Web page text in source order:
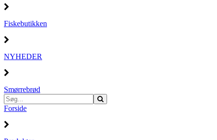
Fiskebutikken
NYHEDER
Smørrebrød
Forside